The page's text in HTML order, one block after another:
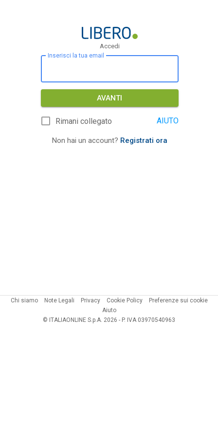
Accedi
Inserisci la tua email
AVANTI
Rimani collegato AIUTO
Non hai un account? Registrati ora
Chi siamo Note Legali Privacy Cookie Policy
Preferenze sui cookie
Aiuto
© ITALIAONLINE S.p.A. 2026 - P. IVA 03970540963